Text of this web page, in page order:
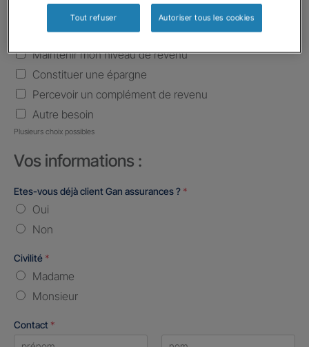
Autre
Quels sont vos besoins ?*
Maintenir mon niveau de revenu
Constituer une épargne
Percevoir un complément de revenu
Autre besoin
Plusieurs choix possibles
Vos informations :
Etes-vous déjà client Gan assurances ? *
Oui
Non
Civilité *
Madame
Monsieur
Contact *
Tout refuser Autoriser tous les cookies